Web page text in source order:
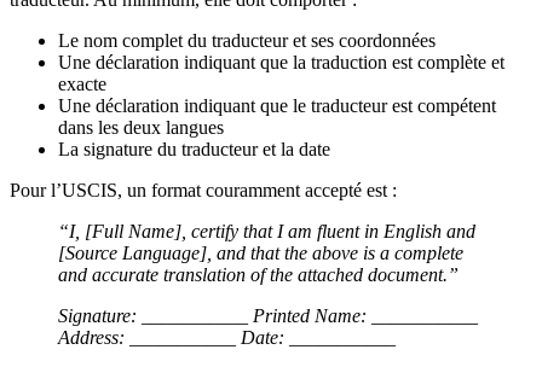
Le nom complet du traducteur et ses coordonnées
Une déclaration indiquant que la traduction est complète et
exacte
Une déclaration indiquant que le traducteur est compétent
dans les deux langues
La signature du traducteur et la date
Pour l’USCIS, un format couramment accepté est :
“I, [Full Name], certify that I am fluent in English and
[Source Language], and that the above is a complete
and accurate translation of the attached document.”
Signature: ___________
Printed Name: ___________
Address: ___________
Date: ___________